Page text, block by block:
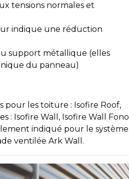
tensions normales et
indique une réduction
support métallique (elles
du panneau)
pour les toiture : Isofire Roof,
: Isofire Wall, Isofire Wall Fono
indiqué pour le système
ventilée Ark Wall.